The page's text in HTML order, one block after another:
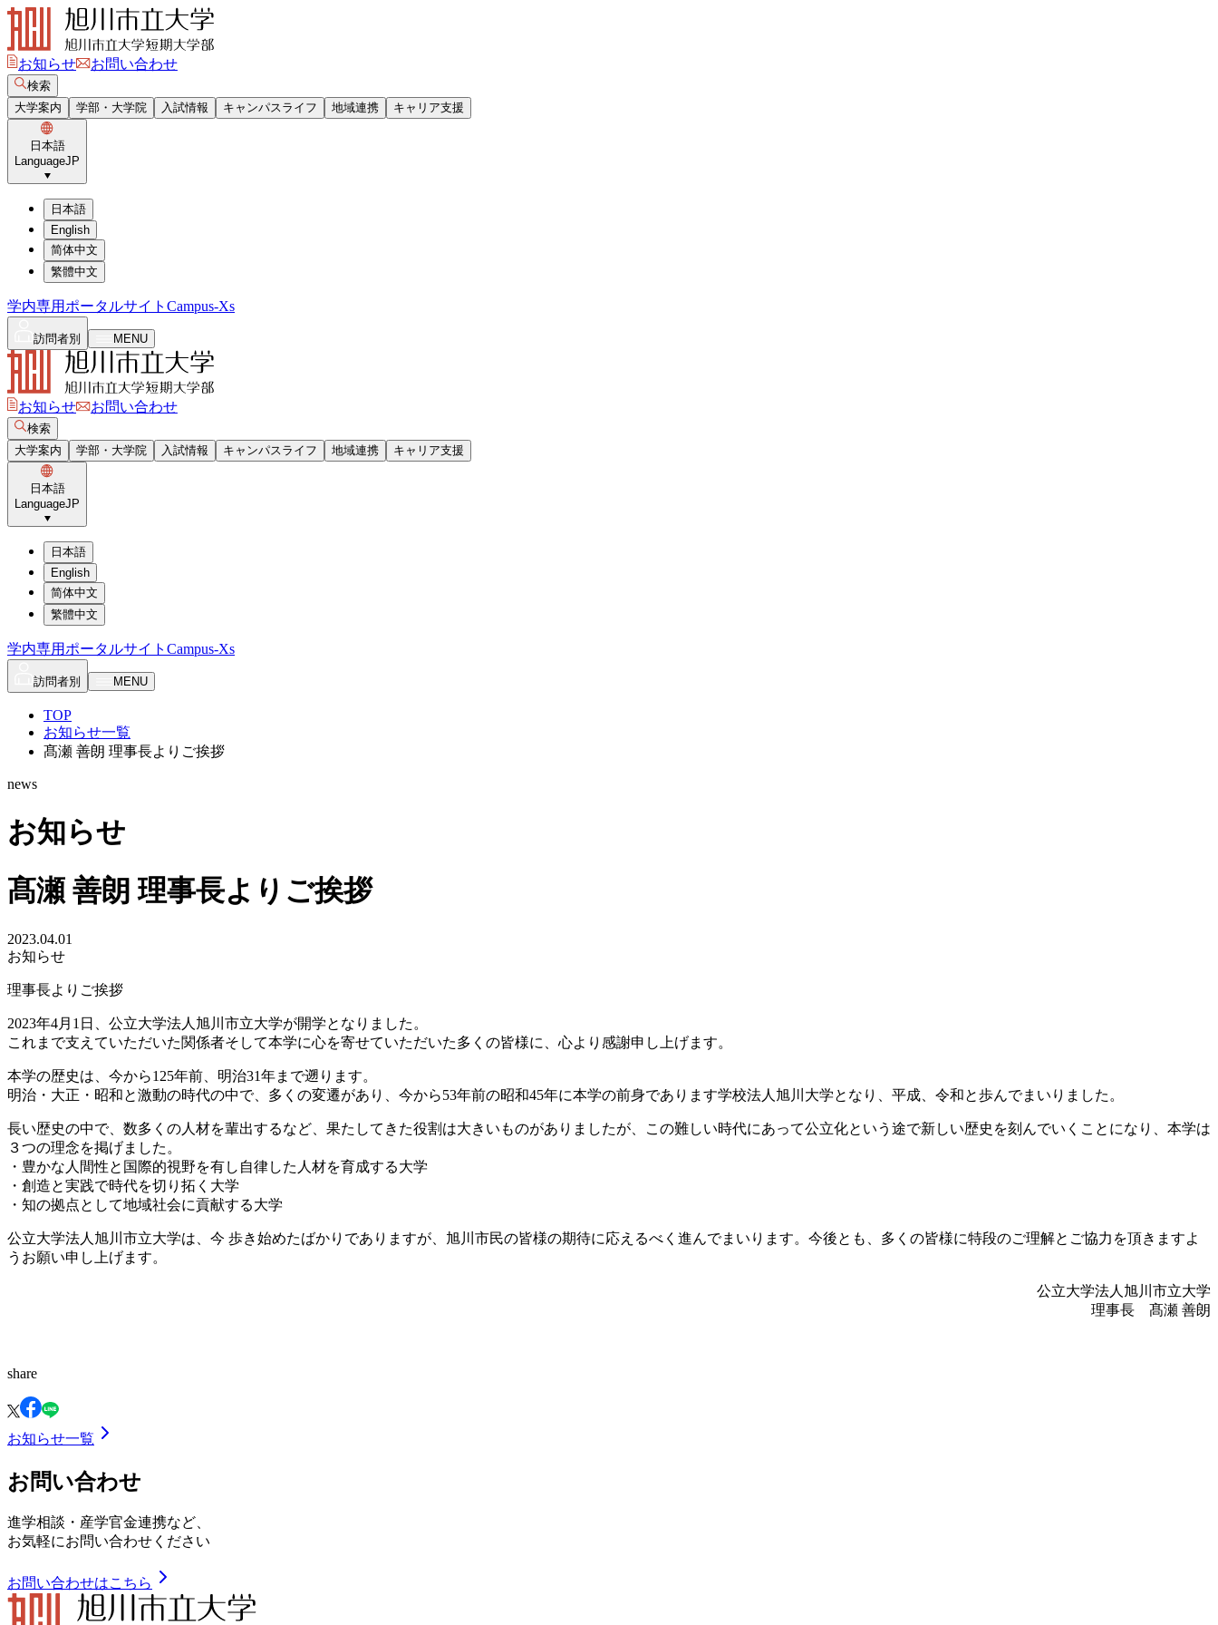
お知らせ お問い合わせ
検索
大学案内
学部・大学院 入試情報 キャンパスライフ 地域連携 キャリア支援
日本語
LanguageJP
日本語
English
简体中文
繁體中文
学内専用ポータルサイト Campus-Xs
訪問者別 MENU
お知らせ お問い合わせ
検索
大学案内
学部・大学院 入試情報 キャンパスライフ 地域連携 キャリア支援
日本語
LanguageJP
日本語
English
简体中文
繁體中文
学内専用ポータルサイト Campus-Xs
訪問者別 MENU
TOP
お知らせ一覧
髙瀬 善朗 理事長よりご挨拶
news
お知らせ
髙瀬 善朗 理事長よりご挨拶
2023.04.01
お知らせ
理事長よりご挨拶
2023年4月1日、公立大学法人旭川市立大学が開学となりました。
これまで支えていただいた関係者そして本学に心を寄せていただいた多くの皆様に、心より感謝申し上げます。
本学の歴史は、今から125年前、明治31年まで遡ります。
明治・大正・昭和と激動の時代の中で、多くの変遷があり、今から53年前の昭和45年に本学の前身であります学校法人旭川大学となり、平成、令和と歩んでまいりました。
長い歴史の中で、数多くの人材を輩出するなど、果たしてきた役割は大きいものがありましたが、この難しい時代にあって公立化という途で新しい歴史を刻んでいくことになり、本学は
３つの理念を掲げました。
・豊かな人間性と国際的視野を有し自律した人材を育成する大学
・創造と実践で時代を切り拓く大学
・知の拠点として地域社会に貢献する大学
公立大学法人旭川市立大学は、今 歩き始めたばかりでありますが、旭川市民の皆様の期待に応えるべく進んでまいります。今後とも、多くの皆様に特段のご理解とご協力を頂きますよ
うお願い申し上げます。
公立大学法人旭川市立大学
理事長 髙瀬 善朗
share
お知らせ一覧
お問い合わせ
進学相談・産学官金連携など、
お気軽にお問い合わせください
お問い合わせはこちら